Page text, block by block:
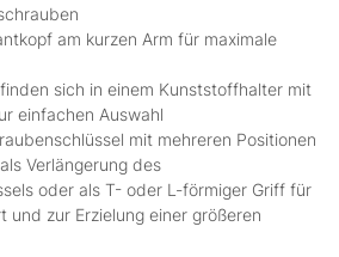
am kurzen Arm für maximale
sich in einem Kunststoffhalter mit
einfachen Auswahl
mit mehreren Positionen
Verlängerung des
oder als T- oder L-förmiger Griff für
und zur Erzielung einer größeren